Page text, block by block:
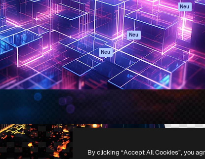
Stimmengenerator
Stock-Inhalte
MCP für
Claude/ChatGPT
Neu
Agenten Neu
API
Mobile App
Alle Magnific-Tools
Originale Neu
Cookie-Richtlinie
Partner
Unternehmen
By clicking “Accept All Cookies”, you